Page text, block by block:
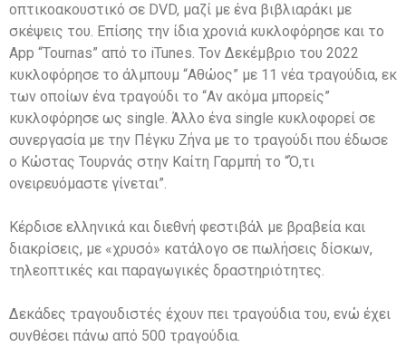
οπτικοακουστικό σε DVD, μαζί με ένα βιβλιαράκι με
σκέψεις του. Επίσης την ίδια χρονιά κυκλοφόρησε και το
App “Tournas” από το iTunes. Τον Δεκέμβριο του 2022
κυκλοφόρησε το άλμπουμ “Αθώος” με 11 νέα τραγούδια, εκ
των οποίων ένα τραγούδι το “Αν ακόμα μπορείς”
κυκλοφόρησε ως single. Άλλο ένα single κυκλοφορεί σε
συνεργασία με την Πέγκυ Ζήνα με το τραγούδι που έδωσε
ο Κώστας Τουρνάς στην Καίτη Γαρμπή το “Ό,τι
ονειρευόμαστε γίνεται”.
Κέρδισε ελληνικά και διεθνή φεστιβάλ με βραβεία και
διακρίσεις, με «χρυσό» κατάλογο σε πωλήσεις δίσκων,
τηλεοπτικές και παραγωγικές δραστηριότητες.
Δεκάδες τραγουδιστές έχουν πει τραγούδια του, ενώ έχει
συνθέσει πάνω από 500 τραγούδια.